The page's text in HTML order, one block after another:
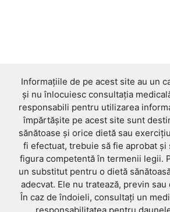
Informațiile de pe acest site au un
și nu înlocuiesc consultația
responsabili pentru utilizarea
împărtășite pe acest site sunt
sănătoase și orice dietă sau
fi efectuat, trebuie să fie aprobat și
figura competentă în termenii legii.
un substitut pentru o dietă
adecvat. Ele nu tratează, previn sau
În caz de îndoieli, consultați un